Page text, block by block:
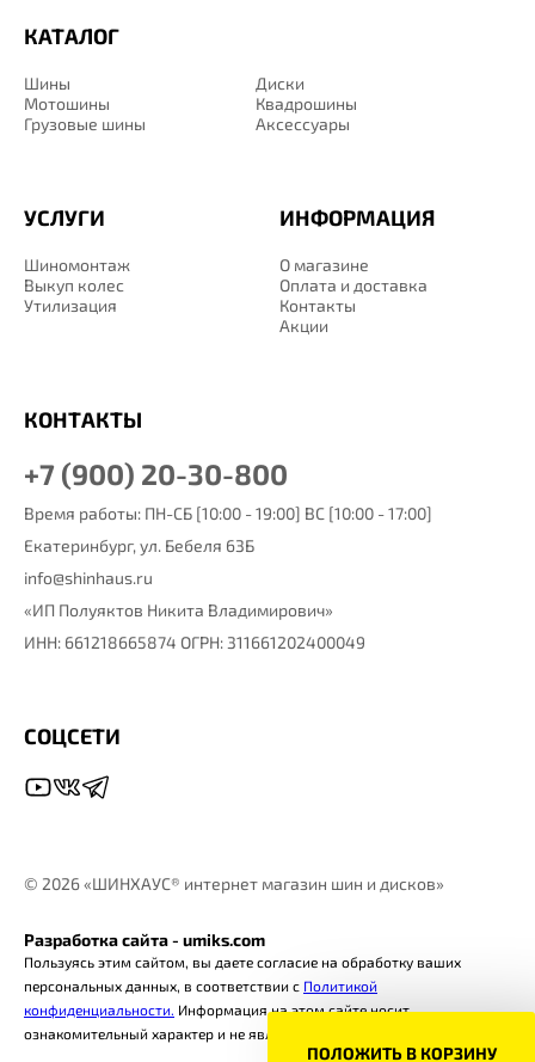
ПОЛОЖИТЬ В КОРЗИНУ
© 2026 «ШИНХАУС® интернет магазин шин и дисков»
КАТАЛОГ
Шины
Диски
Мотошины
Квадрошины
Грузовые шины
Аксессуары
ИНФОРМАЦИЯ
О магазине
Оплата и доставка
Контакты
Акции
УСЛУГИ
Шиномонтаж
Выкуп колес
Утилизация
КОНТАКТЫ
+7 (900) 20-30-800
Время работы: ПН-СБ [10:00 - 19:00] ВС [10:00 - 17:00]
Екатеринбург, ул. Бебеля 63Б
info@shinhaus.ru
«ИП Полуяктов Никита Владимирович»
ИНН: 661218665874 ОГРН: 311661202400049
СОЦСЕТИ
Разработка сайта - umiks.com
Пользуясь этим сайтом, вы даете согласие на обработку ваших
персональных данных, в соответствии с Политикой
конфиденциальности. Информация на этом сайте носит
ознакомительный характер и не является офертой.